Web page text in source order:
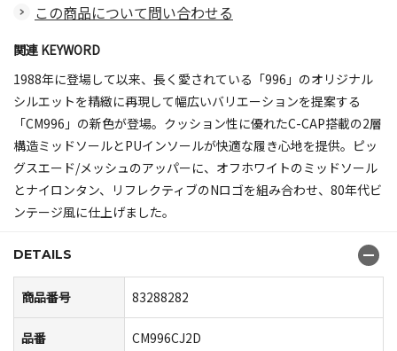
この商品について問い合わせる
関連 KEYWORD
1988年に登場して以来、長く愛されている「996」のオリジナル
シルエットを精緻に再現して幅広いバリエーションを提案する
「CM996」の新色が登場。クッション性に優れたC-CAP搭載の2層
構造ミッドソールとPUインソールが快適な履き心地を提供。ピッ
グスエード/メッシュのアッパーに、オフホワイトのミッドソール
とナイロンタン、リフレクティブのNロゴを組み合わせ、80年代ビ
ンテージ風に仕上げました。
DETAILS
商品番号 83288282
品番 CM996CJ2D